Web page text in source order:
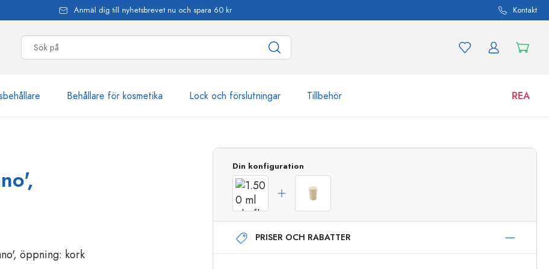
Anmäl dig till nyhetsbrevet nu och spara 60 kr Kontakt
Behållare för kosmetika Lock och förslutningar Tillbehör REA
Sprayflaskor
Airless dispenser
Roll on-flaskor
Burkar
Din konfiguration
PRISER OCH RABATTER